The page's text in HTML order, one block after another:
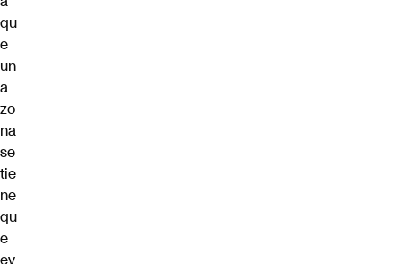
qu
e
un
a
zo
na
se
tie
ne
qu
e
ev